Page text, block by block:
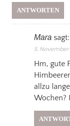
ANTWORTEN
Mara sagt:
5. November
Hm, gute
allzu
Wochen?